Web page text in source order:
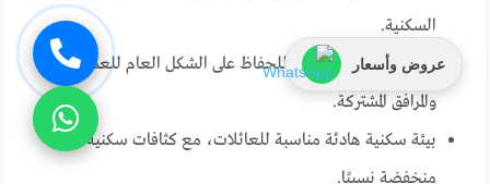
السكنية.
خدمات صيانة أساسية للحفاظ على الشكل العام للعمارات
والمرافق المشتركة.
بيئة سكنية هادئة مناسبة للعائلات، مع كثافات سكنية
منخفضة نسبيًا.
عروض وأسعار